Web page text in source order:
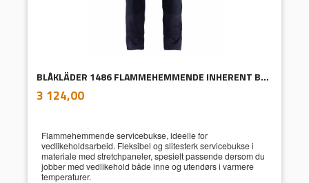
BLÅKLÄDER 1486 FLAMMEHEMMENDE INHERENT BUKSE MED STRETCH
Pris
3 124,00mva.
Flammehemmende servicebukse, ideelle for
vedlikeholdsarbeid. Fleksibel og slitesterk servicebukse i
materiale med stretchpaneler, spesielt passende dersom du
jobber med vedlikehold både inne og utendørs i varmere
temperaturer.